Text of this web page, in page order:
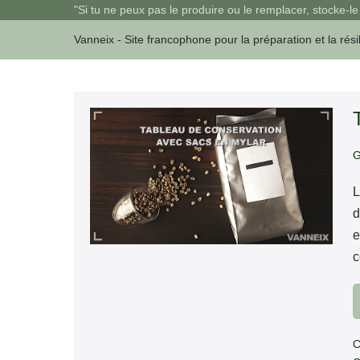
"Si tu ne peux pas le produire ou le remplacer, stocke-
Vanneix - Site francophone pour la préparation et la
Tableau
de
conservation
avec
sac
en
Mylar